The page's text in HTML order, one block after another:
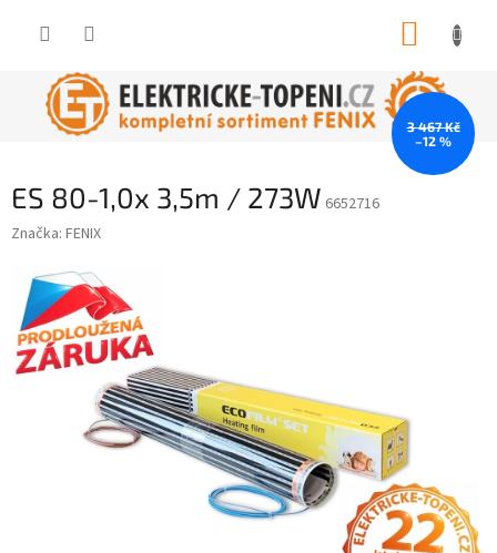
ES 80-1,0x 3,5m / 273W 6652716
Značka: FENIX
3 467 Kč
–12 %